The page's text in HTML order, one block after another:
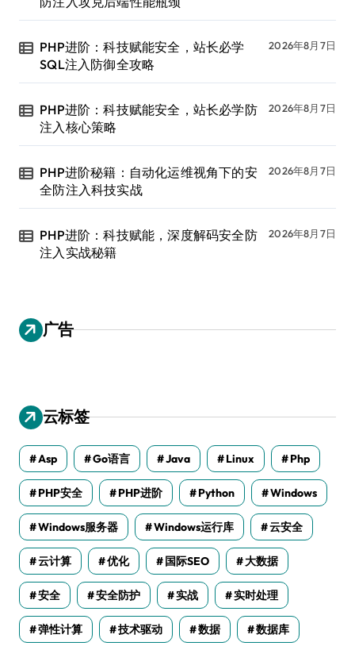
PHP进阶：科技赋能安全，站长必学
SQL注入防御全攻略
2026年8月7日
PHP进阶：科技赋能安全，站长必学防
注入核心策略
2026年8月7日
PHP进阶秘籍：自动化运维视角下的安
全防注入科技实战
2026年8月7日
PHP进阶：科技赋能，深度解码安全防
注入实战秘籍
2026年8月7日
广告
云标签
Asp Go语言 Java Linux Php
PHP安全 PHP进阶 Python Windows
Windows服务器 Windows运行库 云安全
云计算 优化 国际SEO 大数据
安全 安全防护 实战 实时处理
弹性计算 技术驱动 数据 数据库